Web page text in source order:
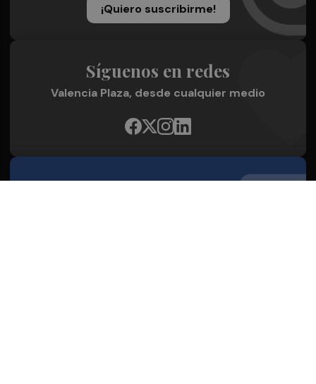
¡Quiero suscribirme!
Síguenos en redes
Valencia Plaza, desde cualquier medio
Quienes Somos